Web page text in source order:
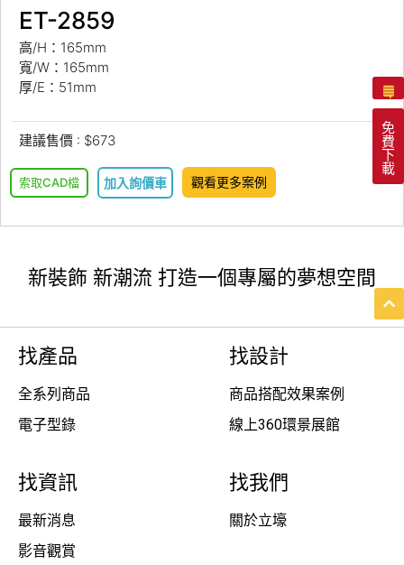
ET-2859
高/H：165mm
寬/W：165mm
厚/E：51mm
建議售價 : $673
索取CAD檔 加入詢價車 觀看更多案例
免
費
下
載
新裝飾 新潮流 打造一個專屬的夢想空間
找產品
全系列商品
電子型錄
找設計
商品搭配效果案例
線上360環景展館
找資訊
最新消息
影音觀賞
找我們
關於立壕